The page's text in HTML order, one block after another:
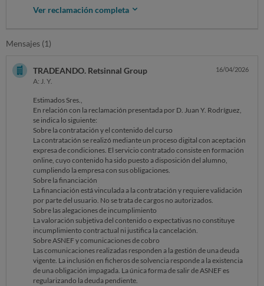
youtube e instagram.
Una vez contratado y ver que el contenido del curso no se
solo recibí amenazas con introducir mis datos en ASNEF.
empresa que anule mis datos del fichero ASNEF y dejen de acosarme
via telefónica
Ver reclamación completa
Mensajes (1)
TRADEANDO. Retsinnal Group
A: J. Y.
16/04/2026
Estimados Sres.,
En relación con la reclamación presentada por D. Juan Y. Rodríguez,
se indica lo siguiente:
Sobre la contratación y el contenido del curso
La contratación se realizó mediante un proceso digital con aceptación
expresa de condiciones. El servicio contratado consiste en formación
online, cuyo contenido ha sido puesto a disposición del alumno,
cumpliendo la empresa con sus obligaciones.
Sobre la financiación
La financiación está vinculada a la contratación y requiere validación
por parte del usuario. No se trata de cargos no autorizados.
Sobre las alegaciones de incumplimiento
La valoración subjetiva del contenido o expectativas no constituye
incumplimiento contractual ni justifica la cancelación.
Sobre ASNEF y comunicaciones de cobro
Las comunicaciones realizadas responden a la gestión de una deuda
vigente. La inclusión en ficheros de solvencia responde a la existencia
de una obligación impagada. La única forma de salir de ASNEF es
regularizando la deuda pendiente.